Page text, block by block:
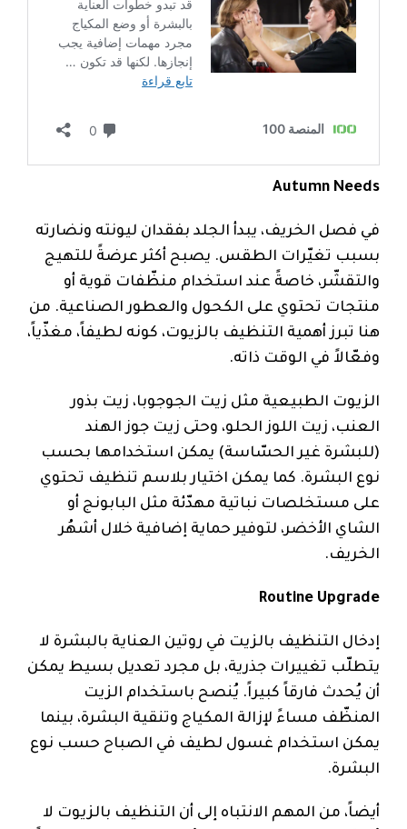
Autumn Needs
في فصل الخريف، يبدأ الجلد بفقدان ليونته ونضارته
بسبب تغيّرات الطقس. يصبح أكثر عرضةً للتهيج
والتقشّر، خاصةً عند استخدام منظّفات قوية أو
منتجات تحتوي على الكحول والعطور الصناعية. من
هنا تبرز أهمية التنظيف بالزيوت، كونه لطيفاً، مغذّياً،
وفعّالاً في الوقت ذاته.
الزيوت الطبيعية مثل زيت الجوجوبا، زيت بذور
العنب، زيت اللوز الحلو، وحتى زيت جوز الهند
(للبشرة غير الحسّاسة) يمكن استخدامها بحسب
نوع البشرة. كما يمكن اختيار بلاسم تنظيف تحتوي
على مستخلصات نباتية مهدّئة مثل البابونج أو
الشاي الأخضر، لتوفير حماية إضافية خلال أشهُر
الخريف.
Routine Upgrade
إدخال التنظيف بالزيت في روتين العناية بالبشرة لا
يتطلّب تغييرات جذرية، بل مجرد تعديل بسيط يمكن
أن يُحدث فارقاً كبيراً. يُنصح باستخدام الزيت
المنظّف مساءً لإزالة المكياج وتنقية البشرة، بينما
يمكن استخدام غسول لطيف في الصباح حسب نوع
البشرة.
أيضاً، من المهم الانتباه إلى أن التنظيف بالزيوت لا